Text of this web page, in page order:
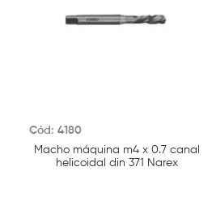
Cód: 4180
Macho máquina m4 x 0.7 canal
helicoidal din 371 Narex